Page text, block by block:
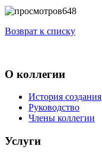
648
Возврат к списку
О коллегии
История создания
Руководство
Члены коллегии
Услуги